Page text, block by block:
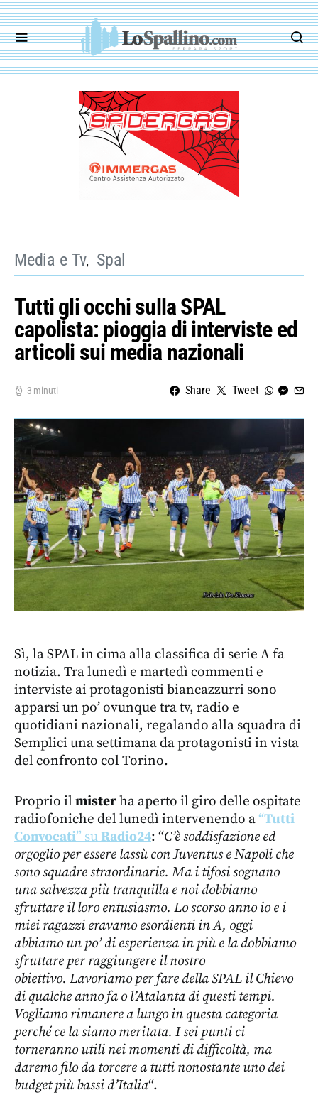
Media e Tv Spal
Tutti gli occhi sulla SPAL
capolista: pioggia di interviste ed
articoli sui media nazionali
3 minuti Share Tweet
Sì, la SPAL in cima alla classifica di serie A fa
notizia. Tra lunedì e martedì commenti e
interviste ai protagonisti biancazzurri sono
apparsi un po’ ovunque tra tv, radio e
quotidiani nazionali, regalando alla squadra di
Semplici una settimana da protagonisti in vista
del confronto col Torino.
Proprio ilmisterha aperto il giro delle ospitate
radiofoniche del lunedì intervenendo a“Tutti
Convocati” suRadio24: “C’è soddisfazione ed
orgoglio per essere lassù con Juventus e Napoli che
sono squadre straordinarie. Ma i tifosi sognano
una salvezza più tranquilla e noi dobbiamo
sfruttare il loro entusiasmo. Lo scorso anno io e i
miei ragazzi eravamo esordienti in A, oggi
abbiamo un po’ di esperienza in più e la dobbiamo
sfruttare per raggiungere il nostro
obiettivo. Lavoriamo per fare della SPAL il Chievo
di qualche anno fa o l’Atalanta di questi tempi.
Vogliamo rimanere a lungo in questa categoria
perché ce la siamo meritata. I sei punti ci
torneranno utili nei momenti di difficoltà, ma
daremo filo da torcere a tutti nonostante uno dei
budget più bassi d’Italia“.